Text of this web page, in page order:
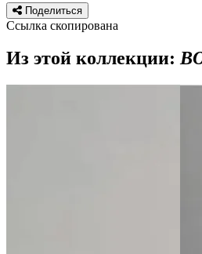
Поделиться
Ссылка скопирована
Из этой коллекции: